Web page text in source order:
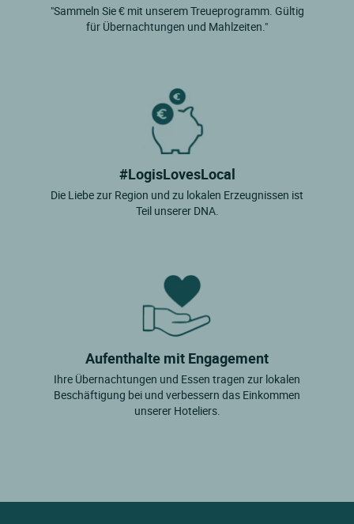
"Sammeln Sie € mit unserem Treueprogramm. Gültig
für Übernachtungen und Mahlzeiten."
#LogisLovesLocal
Die Liebe zur Region und zu lokalen Erzeugnissen ist
Teil unserer DNA.
Aufenthalte mit Engagement
Ihre Übernachtungen und Essen tragen zur lokalen
Beschäftigung bei und verbessern das Einkommen
unserer Hoteliers.